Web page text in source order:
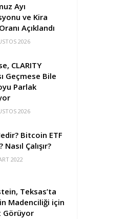
Ayı
ve Kira
Açıklandı
2026
CLARITY
Geçmese Bile
Parlak
2026
Bitcoin ETF
Nasıl Çalışır?
2022
Teksas’ta
Madenciliği için
Görüyor